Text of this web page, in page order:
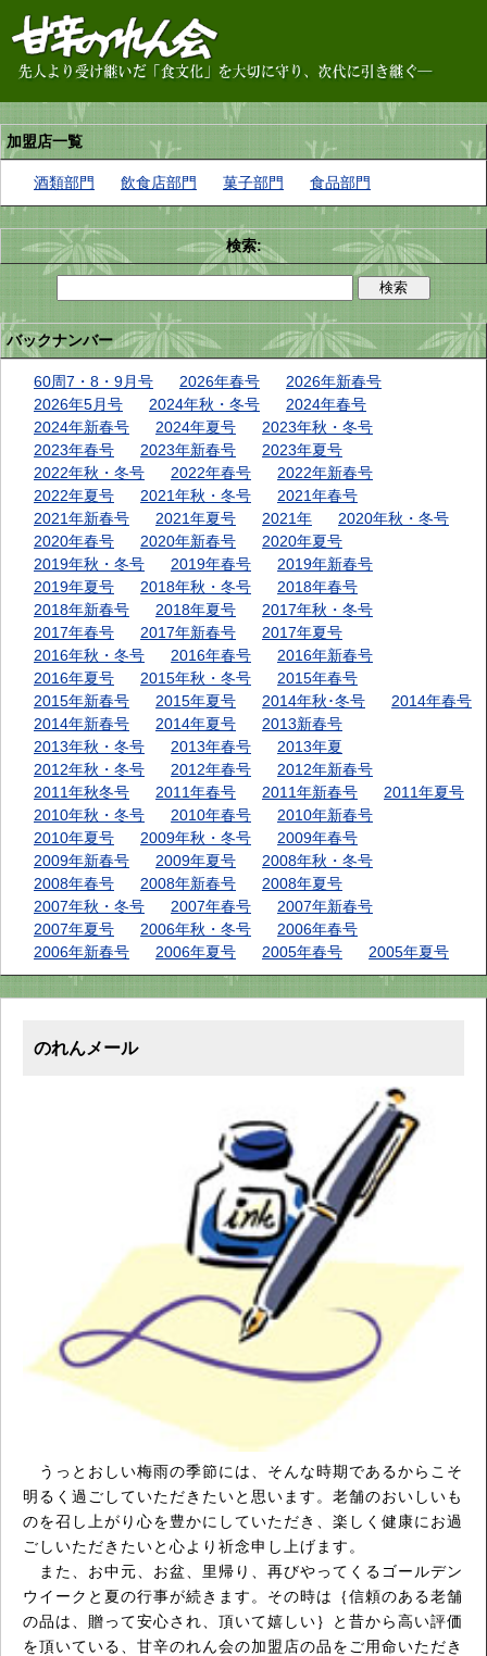
加盟店一覧
酒類部門 飲食店部門 菓子部門 食品部門
検索:
バックナンバー
60周7・8・9月号 2026年春号
2026年新春号
2026年5月号
2024年秋・冬号
2024年春号
2024年新春号
2024年夏号
2023年秋・冬号
2023年春号
2023年新春号
2023年夏号
2022年秋・冬号
2022年春号
2022年新春号
2022年夏号
2021年秋・冬号
2021年春号
2021年新春号
2021年夏号 2021年
2020年秋・冬号
2020年春号
2020年新春号
2020年夏号
2019年秋・冬号
2019年春号
2019年新春号
2019年夏号
2018年秋・冬号
2018年春号
2018年新春号
2018年夏号
2017年秋・冬号
2017年春号
2017年新春号
2017年夏号
2016年秋・冬号
2016年春号
2016年新春号
2016年夏号
2015年秋・冬号
2015年春号
2015年新春号
2015年夏号 2014年秋･冬号
2014年春号
2014年新春号
2014年夏号
2013新春号
2013年秋・冬号
2013年春号
2013年夏
2012年秋・冬号
2012年春号
2012年新春号
2011年秋冬号
2011年春号 2011年新春号
2011年夏号
2010年秋・冬号
2010年春号
2010年新春号
2010年夏号
2009年秋・冬号
2009年春号
2009年新春号
2009年夏号
2008年秋・冬号
2008年春号
2008年新春号
2008年夏号
2007年秋・冬号
2007年春号
2007年新春号
2007年夏号
2006年秋・冬号
2006年春号
2006年新春号
2006年夏号 2005年春号 2005年夏号
のれんメール
うっとおしい梅雨の季節には、そんな時期であるからこそ
明るく過ごしていただきたいと思います。老舗のおいしいも
のを召し上がり心を豊かにしていただき、楽しく健康にお過
ごしいただきたいと心より祈念申し上げます。
また、お中元、お盆、里帰り、再びやってくるゴールデン
ウイークと夏の行事が続きます。その時は｛信頼のある老舗
の品は、贈って安心され、頂いて嬉しい｝と昔から高い評価
を頂いている、甘辛のれん会の加盟店の品をご用命いただき